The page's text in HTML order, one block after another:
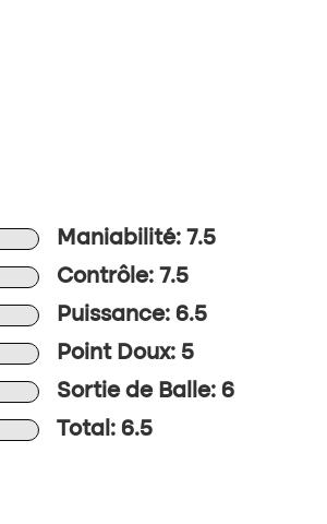
Maniabilité: 7.5
Contrôle: 7.5
Puissance: 6.5
Point Doux: 5
Sortie de Balle: 6
Total: 6.5